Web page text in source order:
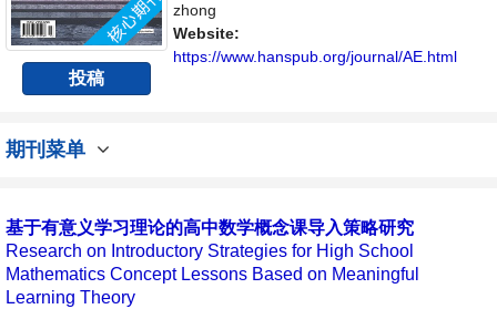
投稿
zhong
Website:
https://www.hanspub.org/journal/AE.html
期刊菜单
基于有意义学习理论的高中数学概念课导入策略研究
Research on Introductory Strategies for High School
Mathematics Concept Lessons Based on Meaningful
Learning Theory